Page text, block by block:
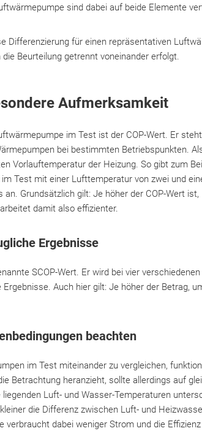
sind dabei auf beide Elemente
Differenzierung für einen repräsentativen
Beurteilung getrennt voneinander erfolgt.
Aufmerksamkeit
im Test ist der COP-Wert. Er
bei bestimmten Betriebspunkten.
Vorlauftemperatur der Heizung. So gibt zum
Test mit einer Lufttemperatur von zwei und
Grundsätzlich gilt: Je höher der COP-Wert
damit also effizienter.
Ergebnisse
SCOP-Wert. Er wird bei vier
Auch hier gilt: Je höher der Betrag,
beachten
im Test miteinander zu vergleichen,
Betrachtung heranzieht, sollte allerdings auf
Luft- und Wasser-Temperaturen
die Differenz zwischen Luft- und
verbraucht dabei weniger Strom und die